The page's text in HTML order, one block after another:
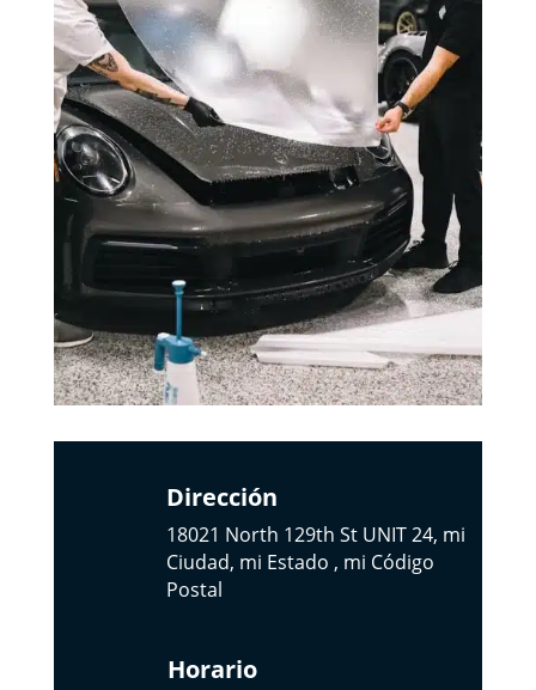
Dirección
18021 North 129th St UNIT 24, mi
Ciudad, mi Estado , mi Código
Postal
Horario